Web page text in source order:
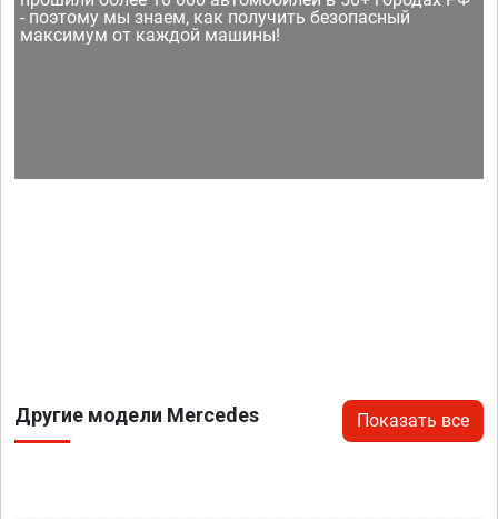
- поэтому мы знаем, как получить безопасный
максимум от каждой машины!
Другие модели Mercedes Показать все